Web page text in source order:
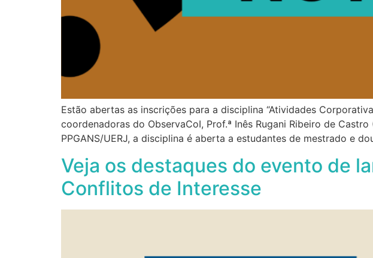
Estão abertas as inscrições para a disciplina “Atividades
coordenadoras do ObservaCoI, Prof.ª Inês Rugani Ribeiro de
PPGANS/UERJ, a disciplina é aberta a estudantes de mestrado e
Veja os destaques do evento de
Conflitos de Interesse